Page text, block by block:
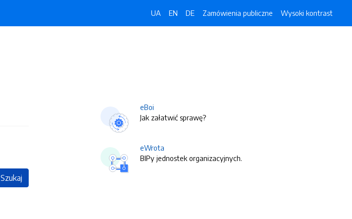
UA EN DE Zamówienia publiczne Wysoki kontrast
Szukaj
eBoi
Jak załatwić sprawę?
eWrota
BIPy jednostek organizacyjnych.